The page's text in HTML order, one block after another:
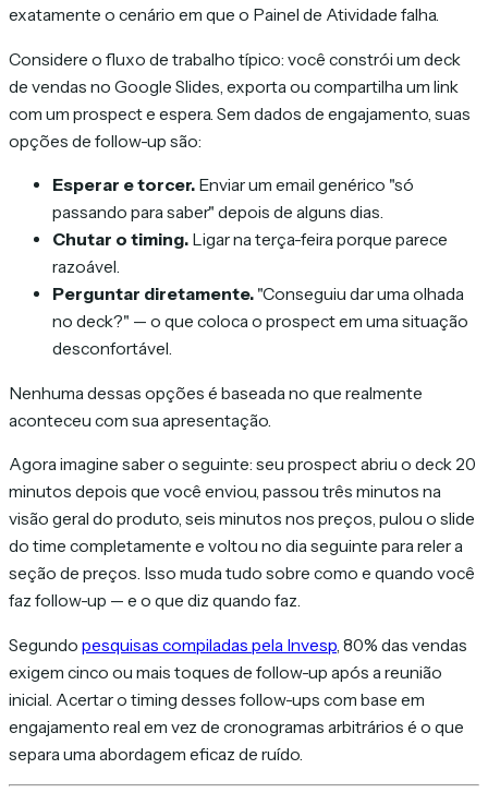
exatamente o cenário em que o Painel de Atividade falha.
Considere o fluxo de trabalho típico: você constrói um deck
de vendas no Google Slides, exporta ou compartilha um link
com um prospect e espera. Sem dados de engajamento, suas
opções de follow-up são:
Esperar e torcer. Enviar um email genérico "só
passando para saber" depois de alguns dias.
Chutar o timing. Ligar na terça-feira porque parece
razoável.
Perguntar diretamente. "Conseguiu dar uma olhada
no deck?" — o que coloca o prospect em uma situação
desconfortável.
Nenhuma dessas opções é baseada no que realmente
aconteceu com sua apresentação.
Agora imagine saber o seguinte: seu prospect abriu o deck 20
minutos depois que você enviou, passou três minutos na
visão geral do produto, seis minutos nos preços, pulou o slide
do time completamente e voltou no dia seguinte para reler a
seção de preços. Isso muda tudo sobre como e quando você
faz follow-up — e o que diz quando faz.
Segundo pesquisas compiladas pela Invesp, 80% das vendas
exigem cinco ou mais toques de follow-up após a reunião
inicial. Acertar o timing desses follow-ups com base em
engajamento real em vez de cronogramas arbitrários é o que
separa uma abordagem eficaz de ruído.